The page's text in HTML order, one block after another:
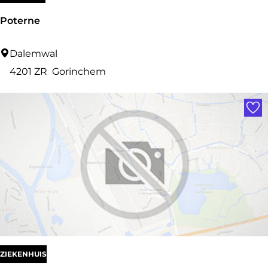
Poterne
P
e
Dalemwal
4201 ZR Gorinchem
ZIEKENHUIS